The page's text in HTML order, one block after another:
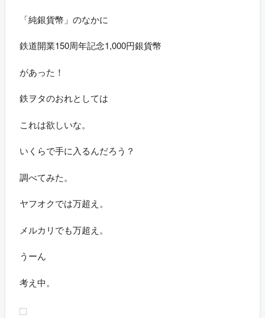
「純銀貨幣」のなかに
鉄道開業150周年記念1,000円銀貨幣
があった！
鉄ヲタのおれとしては
これは欲しいな。
いくらで手に入るんだろう？
調べてみた。
ヤフオクでは万超え。
メルカリでも万超え。
うーん
考え中。